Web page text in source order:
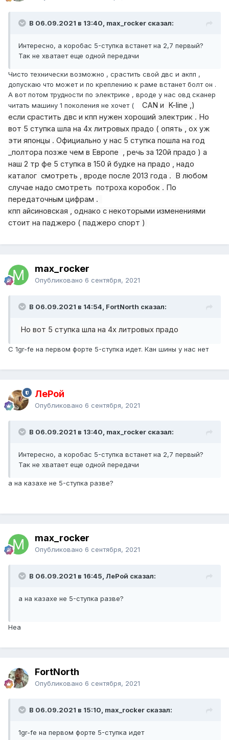
В 06.09.2021 в 13:40, max_rocker сказал:
Интересно, а коробас 5-ступка встанет на 2,7 первый?
Так не хватает еще одной передачи
Чисто технически возможно , срастить свой двс и акпп ,
допускаю что может и по креплению к раме встанет болт он .
А вот потом трудности по электрике , вроде у нас овд сканер
читать машину 1 поколения не хочет ( CAN и K-line ,)
если срастить двс и кпп нужен хороший электрик . Но
вот 5 ступка шла на 4х литровых прадо ( опять , ох уж
эти японцы . Официально у нас 5 ступка пошла на год
_полтора позже чем в Европе , речь за 120й прадо ) а
наш 2 тр фе 5 ступка в 150 й будке на прадо , надо
каталог смотреть , вроде после 2013 года . В любом
случае надо смотреть потроха коробок . По
передаточным цифрам .
кпп айсиновская , однако с некоторыми изменениями
стоит на паджеро ( паджеро спорт )
max_rocker
Опубликовано 6 сентября, 2021
В 06.09.2021 в 14:54, FоrtNorth сказал:
Но вот 5 ступка шла на 4х литровых прадо
С 1gr-fe на первом форте 5-ступка идет. Кан шины у нас нет
ЛеРой
Опубликовано 6 сентября, 2021
В 06.09.2021 в 13:40, max_rocker сказал:
Интересно, а коробас 5-ступка встанет на 2,7 первый?
Так не хватает еще одной передачи
а на казахе не 5-ступка разве?
max_rocker
Опубликовано 6 сентября, 2021
В 06.09.2021 в 16:45, ЛеРой сказал:
а на казахе не 5-ступка разве?
Неа
FоrtNorth
Опубликовано 6 сентября, 2021
В 06.09.2021 в 15:10, max_rocker сказал:
1gr-fe на первом форте 5-ступка идет